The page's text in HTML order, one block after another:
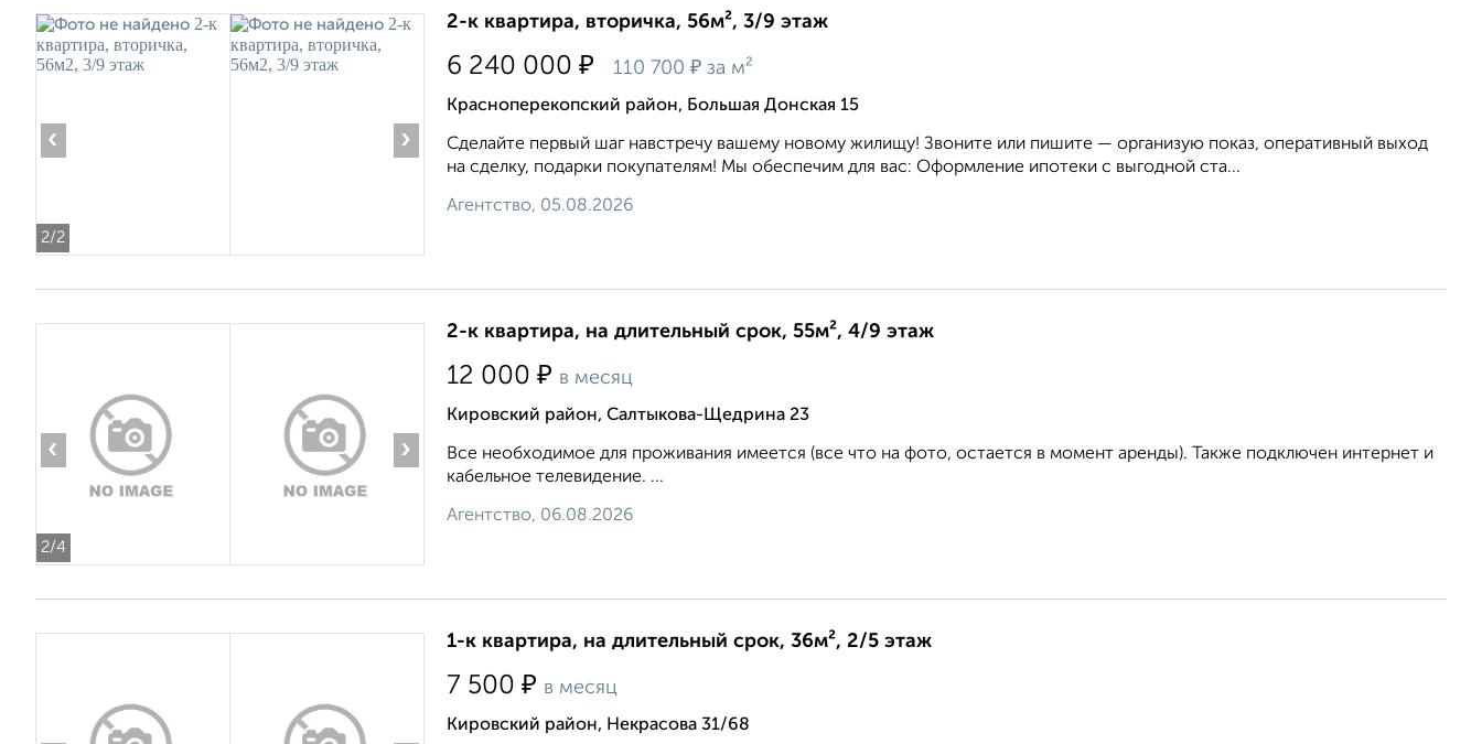
2/2
‹ ›
2-к квартира, вторичка, 56м², 3/9 этаж
6 240 000 ₽ 110 700 ₽ за м²
Красноперекопский район, Большая Донская 15
Сделайте первый шаг навстречу вашему новому жилищу! Звоните или пишите — организую показ, оперативный выход
на сделку, подарки покупателям! Мы обеспечим для вас: Оформление ипотеки с выгодной ста...
Агентство, 05.08.2026
2/4
‹ ›
2-к квартира, на длительный срок, 55м², 4/9 этаж
12 000 ₽ в месяц
Кировский район, Салтыкова-Щедрина 23
Все необходимое для проживания имеется (все что на фото, остается в момент аренды). Также подключен интернет и
кабельное телевидение. ...
Агентство, 06.08.2026
1-к квартира, на длительный срок, 36м², 2/5 этаж
7 500 ₽ в месяц
Кировский район, Некрасова 31/68